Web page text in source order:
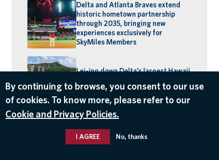
Delta and Atlanta Braves extend
historic hometown partnership
through 2035, bringing new
experiences exclusively for
SkyMiles Members
Lei-ing down Delta’s largest Hawaii
schedule: MSP–Maui launches,
BOS–Honolulu returns
By continuing to browse, you consent to our use
of cookies. To know more, please refer to our
Cookie and Privacy Policies.
I AGREE No, thanks